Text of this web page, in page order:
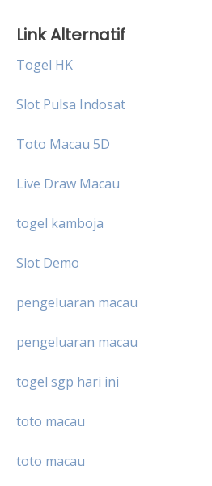
Link Alternatif
Togel HK
Slot Pulsa Indosat
Toto Macau 5D
Live Draw Macau
togel kamboja
Slot Demo
pengeluaran macau
pengeluaran macau
togel sgp hari ini
toto macau
toto macau